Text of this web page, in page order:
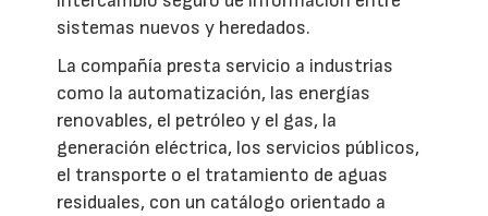
sistemas nuevos y heredados.
La compañía presta servicio a industrias
como la automatización, las energías
renovables, el petróleo y el gas, la
generación eléctrica, los servicios públicos,
el transporte o el tratamiento de aguas
residuales, con un catálogo orientado a